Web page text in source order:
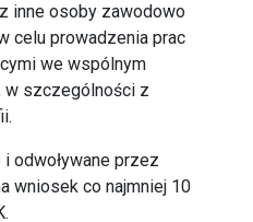
inne osoby zawodowo
celu prowadzenia prac
we wspólnym
w szczególności z
i odwoływane przez
wniosek co najmniej 10